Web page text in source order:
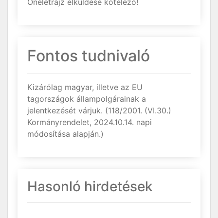
Önéletrajz elküldése kötelező!
Fontos tudnivaló
Kizárólag magyar, illetve az EU
tagországok állampolgárainak a
jelentkezését várjuk. (118/2001. (VI.30.)
Kormányrendelet, 2024.10.14. napi
módosítása alapján.)
Hasonló hirdetések